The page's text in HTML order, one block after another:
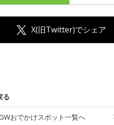
X(旧Twitter)でシェア
る
おでかけスポット一覧へ